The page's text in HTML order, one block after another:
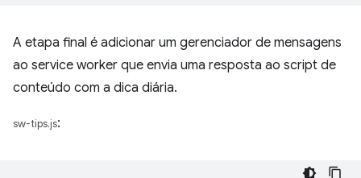
A etapa final é adicionar um gerenciador de mensagens
ao service worker que envia uma resposta ao script de
conteúdo com a dica diária.
sw-tips.js: